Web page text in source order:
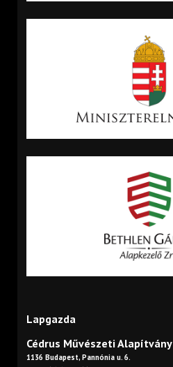
Lapgazda
Cédrus Művészeti Alapítvány
1136 Budapest, Pannónia u. 6.